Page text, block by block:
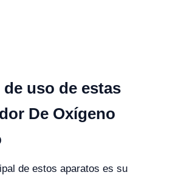
uso de estas
De Oxígeno
de estos aparatos es su